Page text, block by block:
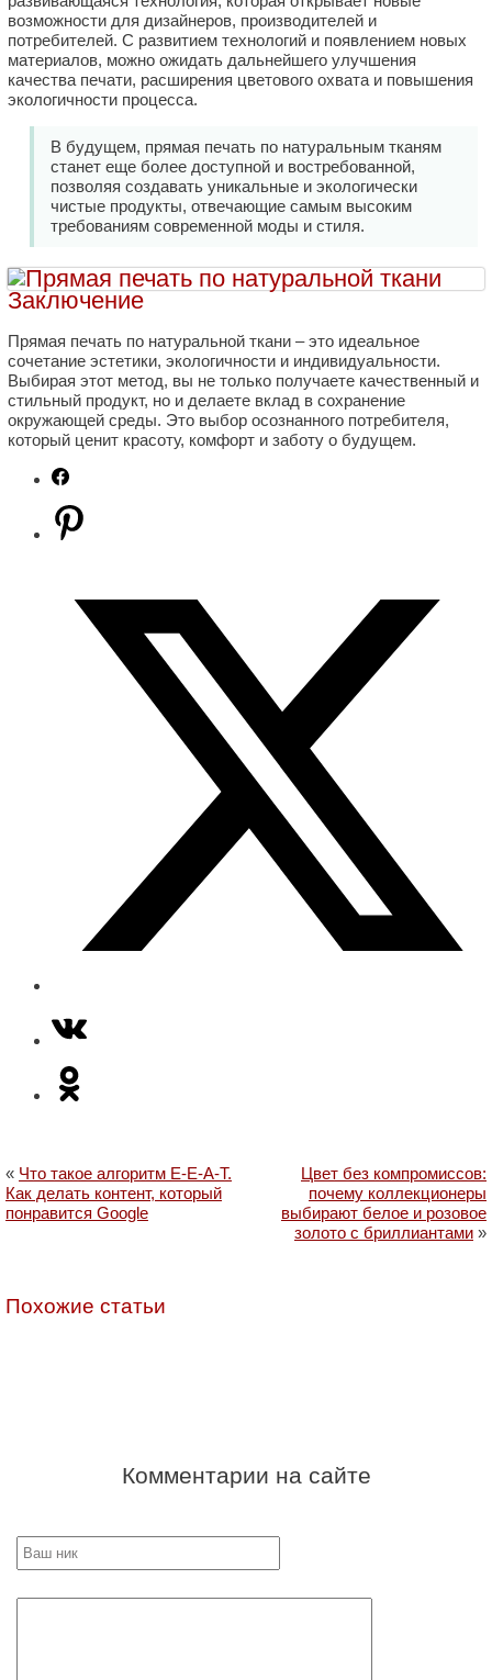
возможности для дизайнеров, производителей и
потребителей. С развитием технологий и появлением новых
материалов, можно ожидать дальнейшего улучшения
качества печати, расширения цветового охвата и повышения
экологичности процесса.
В будущем, прямая печать по натуральным тканям
станет еще более доступной и востребованной,
позволяя создавать уникальные и экологически
чистые продукты, отвечающие самым высоким
требованиям современной моды и стиля.
Заключение
Прямая печать по натуральной ткани – это идеальное
сочетание эстетики, экологичности и индивидуальности.
Выбирая этот метод, вы не только получаете качественный и
стильный продукт, но и делаете вклад в сохранение
окружающей среды. Это выбор осознанного потребителя,
который ценит красоту, комфорт и заботу о будущем.
« Что такое алгоритм Е-E-A-T.
Как делать контент, который
понравится Google
Цвет без компромиссов:
почему коллекционеры
выбирают белое и розовое
золото с бриллиантами »
Похожие статьи
Комментарии на сайте